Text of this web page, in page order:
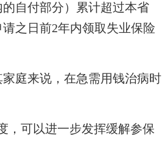
自付部分）累计超过本省
之日前2年内领取失业保险
庭来说，在急需用钱治病时
可以进一步发挥缓解参保